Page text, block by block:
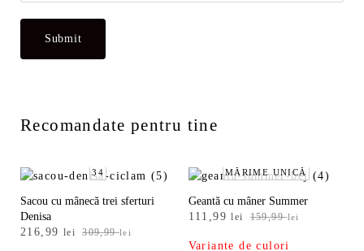
Recomandate pentru tine
34
Sacou cu mânecă trei sferturi
Denisa
309,99lei
Prețul
216,99 lei
Prețul
MĂRIME UNICĂ
Geantă cu mâner Summer
159,99lei
Prețul
a
111,99lei
Prețul
este:
Variante de culori